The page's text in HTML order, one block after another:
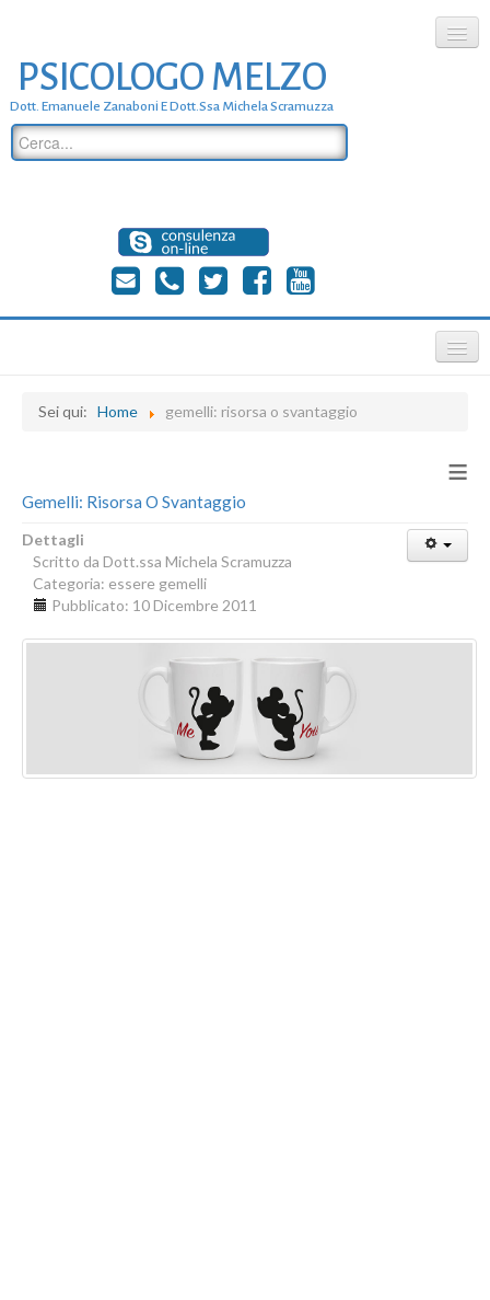
chi siamo
dove siamo
dott. Emanuele Zanaboni
dott.ssa michela scramuzza
PSICOLOGO MELZO
Dott. Emanuele Zanaboni E Dott.ssa Michela Scramuzza
Sei qui: Home gemelli: risorsa o svantaggio
≡
Gemelli: Risorsa O Svantaggio
Dettagli
Scritto da Dott.ssa Michela Scramuzza
Categoria: essere gemelli
Pubblicato: 10 Dicembre 2011